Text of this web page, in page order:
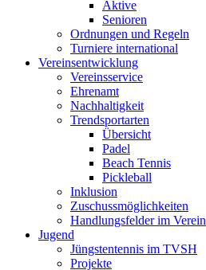
Aktive
Senioren
Ordnungen und Regeln
Turniere international
Vereinsentwicklung
Vereinsservice
Ehrenamt
Nachhaltigkeit
Trendsportarten
Übersicht
Padel
Beach Tennis
Pickleball
Inklusion
Zuschussmöglichkeiten
Handlungsfelder im Verein
Jugend
Jüngstentennis im TVSH
Projekte